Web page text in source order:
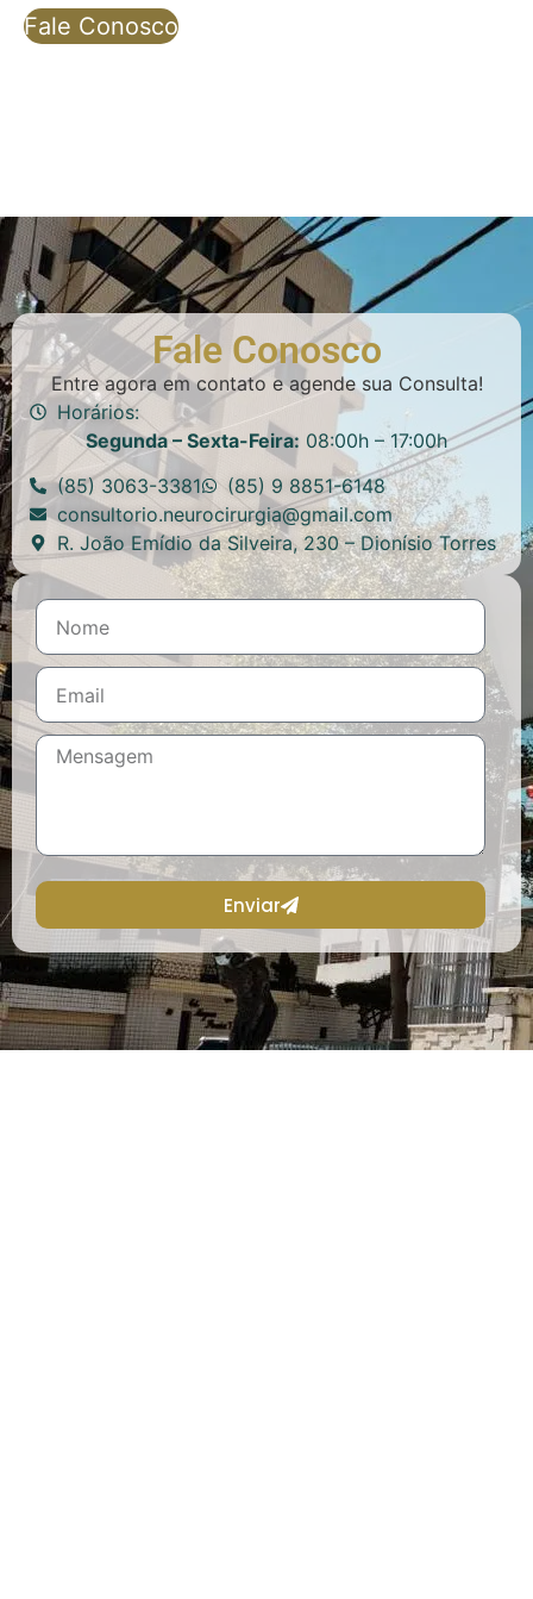
Fale Conosco
Fale Conosco
Entre agora em contato e agende sua Consulta!
Horários:
Segunda – Sexta-Feira: 08:00h – 17:00h
(85) 3063-3381
(85) 9 8851-6148
consultorio.neurocirurgia@gmail.com
R. João Emídio da Silveira, 230 – Dionísio Torres
Enviar